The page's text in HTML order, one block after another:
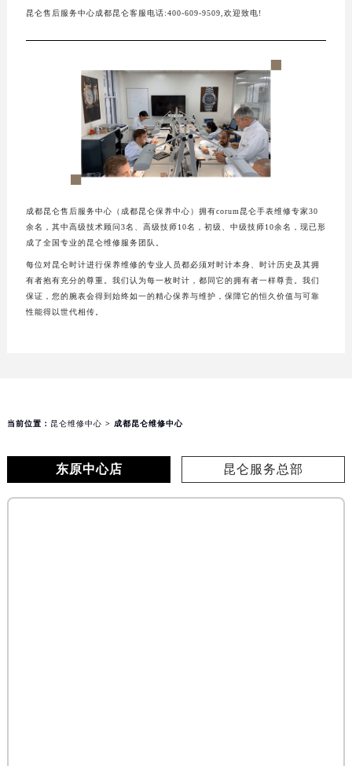
昆仑售后服务中心成都昆仑客服电话:400-609-9509,欢迎致电!
成都昆仑售后服务中心（成都昆仑保养中心）拥有corum昆仑手表维修专家30
余名，其中高级技术顾问3名、高级技师10名，初级、中级技师10余名，现已形
成了全国专业的昆仑维修服务团队。
每位对昆仑时计进行保养维修的专业人员都必须对时计本身、时计历史及其拥
有者抱有充分的尊重。我们认为每一枚时计，都同它的拥有者一样尊贵。我们
保证，您的腕表会得到始终如一的精心保养与维护，保障它的恒久价值与可靠
性能得以世代相传。
当前位置： 昆仑维修中心 > 成都昆仑维修中心
东原中心店 昆仑服务总部